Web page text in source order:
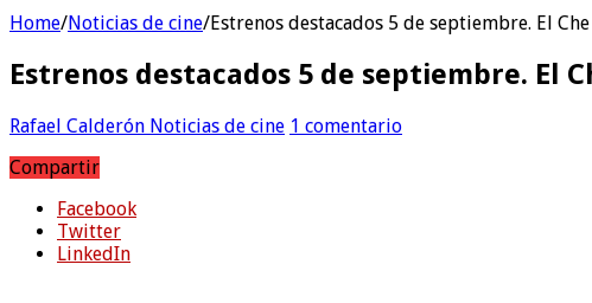
Home/Noticias de cine/Estrenos destacados 5 de septiembre. El
Estrenos destacados 5 de septiembre. El
Rafael Calderón Noticias de cine 1 comentario
Compartir
Facebook
Twitter
LinkedIn